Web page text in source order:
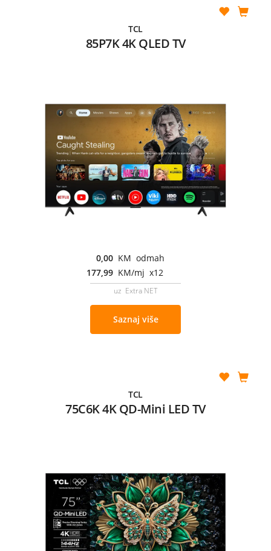
TCL
85P7K 4K QLED TV
0,00 KM odmah
177,99 KM/mj x12
uz Extra NET
Saznaj više
TCL
75C6K 4K QD-Mini LED TV